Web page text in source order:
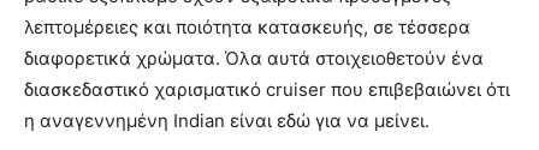
λεπτομέρειες και ποιότητα κατασκευής, σε τέσσερα
διαφορετικά χρώματα. Όλα αυτά στοιχειοθετούν ένα
διασκεδαστικό χαρισματικό cruiser που επιβεβαιώνει ότι
η αναγεννημένη Indian είναι εδώ για να μείνει.